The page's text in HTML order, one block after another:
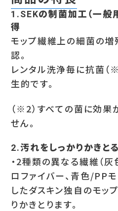
1.SEKの制菌加工（一般
得
モップ繊維上の細菌の
認。
レンタル洗浄毎に抗菌（
生的です。
（※2）すべての菌に効果
せん。
2.汚れをしっかりかきとる
・2種類の異なる繊維（
ロファイバー、青色/PPモ
したダスキン独自のモッ
りかきとります。